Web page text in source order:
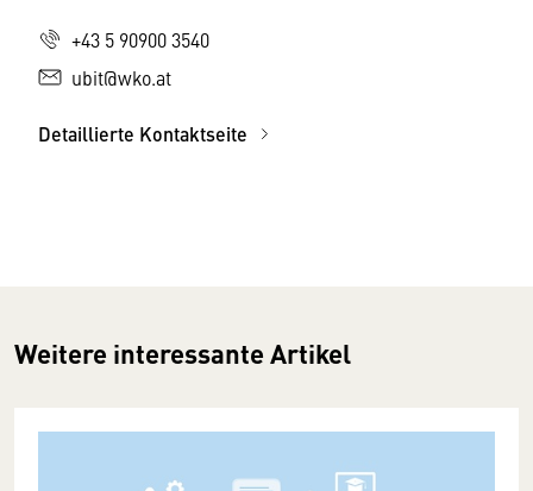
+43 5 90900 3540
ubit@wko.at
Detaillierte Kontaktseite
Weitere interessante Artikel